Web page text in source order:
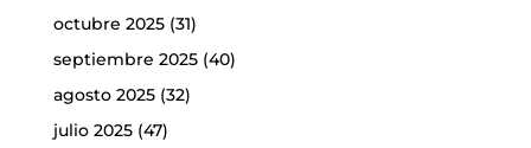
octubre 2025(31)
septiembre 2025(40)
agosto 2025(32)
julio 2025(47)